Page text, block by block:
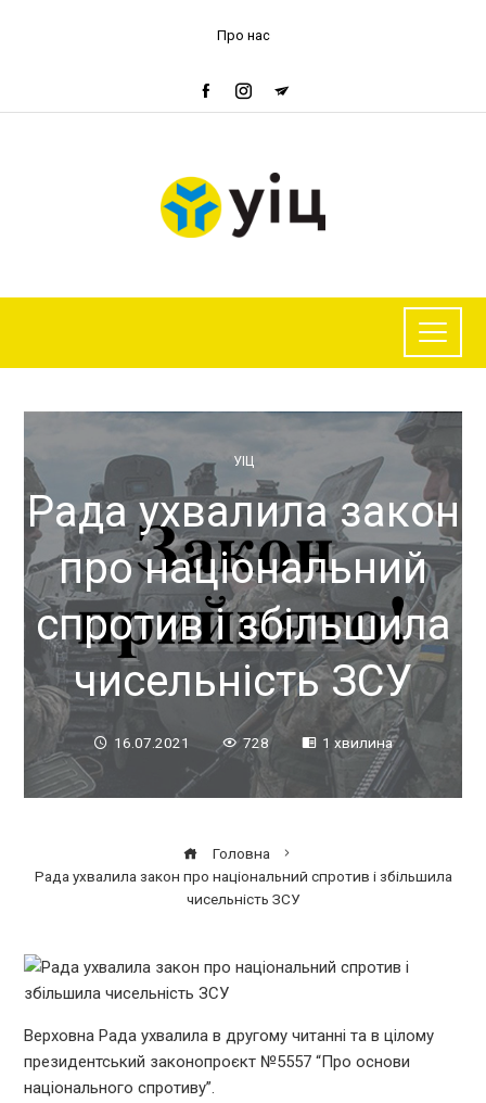
Про нас
УІЦ
Рада ухвалила закон
про національний
спротив і збільшила
чисельність ЗСУ
16.07.2021 728 1 хвилина
Головна
Рада ухвалила закон про національний спротив і збільшила
чисельність ЗСУ
Верховна Рада ухвалила в другому читанні та в цілому
президентський законопроєкт №5557 “Про основи
національного спротиву”.